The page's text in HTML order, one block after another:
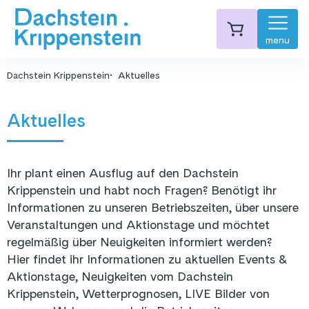
menu
Dachstein Krippenstein Aktuelles
Aktuelles
Ihr plant einen Ausflug auf den Dachstein
Krippenstein und habt noch Fragen? Benötigt ihr
Informationen zu unseren Betriebszeiten, über unsere
Veranstaltungen und Aktionstage und möchtet
regelmäßig über Neuigkeiten informiert werden?
Hier findet ihr Informationen zu aktuellen Events &
Aktionstage, Neuigkeiten vom Dachstein
Krippenstein, Wetterprognosen, LIVE Bilder von